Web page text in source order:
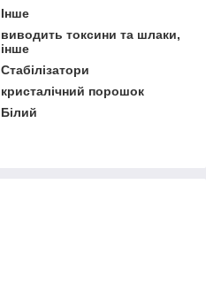
Інше
виводить токсини та шлаки,
інше
Стабілізатори
кристалічний порошок
Білий